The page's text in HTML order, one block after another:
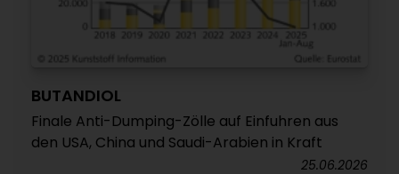
BUTANDIOL
Finale Anti-Dumping-Zölle auf Einfuhren aus
den USA, China und Saudi-Arabien in Kraft
25.06.2026